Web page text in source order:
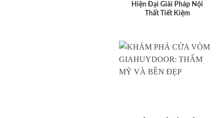
Hiện Đại Giải Pháp Nội
Thất Tiết Kiệm